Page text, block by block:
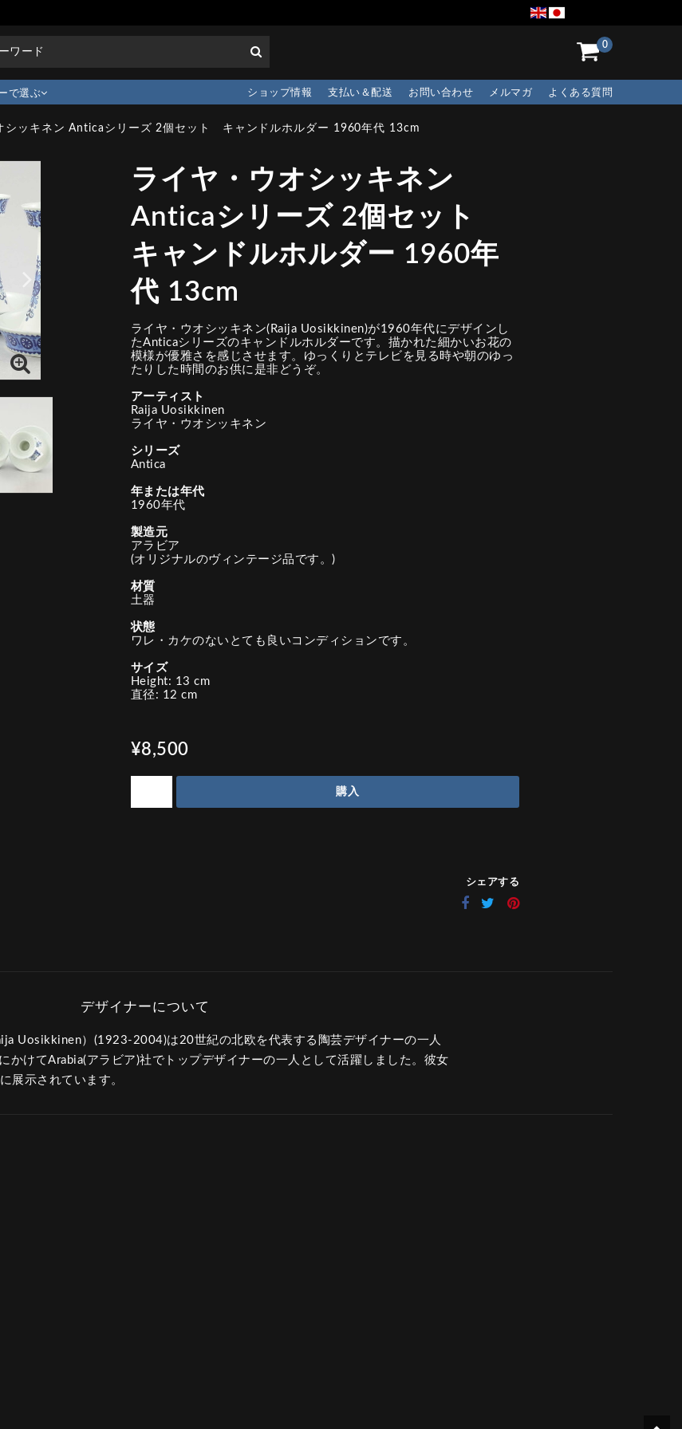
0
で選ぶ よくある質問
メルマガ
お問い合わせ
支払い＆配送
ショップ情報
シッキネン Anticaシリーズ 2個セット キャンドルホルダー 1960年代 13cm
ライヤ・ウオシッキネン
Anticaシリーズ 2個セット
キャンドルホルダー 1960年
代 13cm
ライヤ・ウオシッキネン(Raija Uosikkinen)が1960年代にデザインし
たAnticaシリーズのキャンドルホルダーです。描かれた細かいお花の
模様が優雅さを感じさせます。ゆっくりとテレビを見る時や朝のゆっ
たりした時間のお供に是非どうぞ。
アーティスト
Raija Uosikkinen
ライヤ・ウオシッキネン
シリーズ
Antica
年または年代
1960年代
製造元
アラビア
(オリジナルのヴィンテージ品です。)
材質
土器
状態
ワレ・カケのないとても良いコンディションです。
サイズ
Height: 13 cm
直径: 12 cm
¥8,500
購入
シェアする
Uosikkinen）(1923-2004)は20世紀の北欧を代表する陶芸デザイナーの一人
かけてArabia(アラビア)社でトップデザイナーの一人として活躍しました。彼女
展示されています。